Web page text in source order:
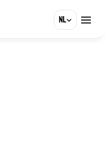
Select Language
NL